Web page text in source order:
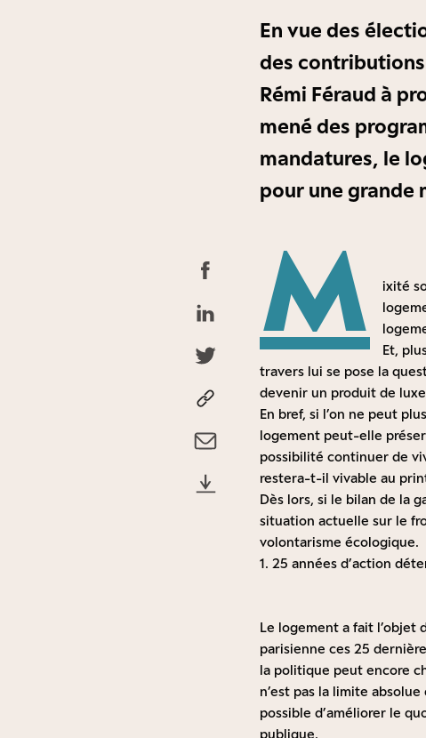
En vue des
des
Rémi Féraud à
mené des
mandatures, le
pour une grande
M
ixité
Et,
travers lui se pose la
devenir un produit de
En bref, si l’on ne peut
logement peut-elle
possibilité continuer de
restera-t-il vivable au
Dès lors, si le bilan de la
situation actuelle sur le
volontarisme écologique.
1. 25 années d’action
Le logement a fait l’objet
parisienne ces 25
la politique peut encore
n’est pas la limite
possible d’améliorer le
publique.